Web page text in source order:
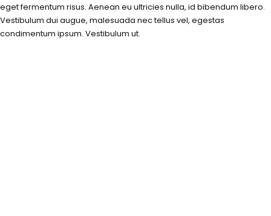
eget fermentum risus. Aenean eu ultricies nulla, id bibendum libero.
Vestibulum dui augue, malesuada nec tellus vel, egestas
condimentum ipsum. Vestibulum ut.